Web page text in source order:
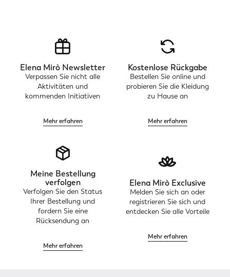
Elena Mirò Newsletter
Verpassen Sie nicht alle
Aktivitäten und
kommenden Initiativen
Mehr erfahren
Kostenlose Rückgabe
Bestellen Sie online und
probieren Sie die Kleidung
zu Hause an
Mehr erfahren
Meine Bestellung
verfolgen
Verfolgen Sie den Status
Ihrer Bestellung und
fordern Sie eine
Rücksendung an
Mehr erfahren
Elena Mirò Exclusive
Melden Sie sich an oder
registrieren Sie sich und
entdecken Sie alle Vorteile
Mehr erfahren